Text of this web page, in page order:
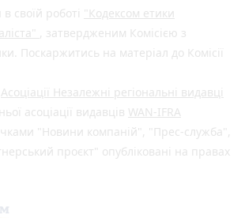
своїй роботі "Кодексом етики
, затвердженим Комісією з
Поскаржитись на матеріал до Комісії
Асоціації Незалежні регіональні видавці
асоціації видавців WAN-IFRA
"Новини компаній", "Прес-служба",
проєкт" опубліковані на правах